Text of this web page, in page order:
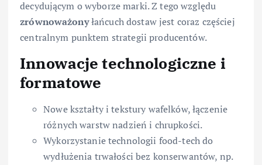
decydującym o wyborze marki. Z tego względu
zrównoważonyłańcuch dostaw jest coraz częściej
centralnym punktem strategii producentów.
Innowacje technologiczne i
formatowe
Nowe kształty i tekstury wafelków, łączenie
różnych warstw nadzień i chrupkości.
Wykorzystanie technologii food-tech do
wydłużenia trwałości bez konserwantów, np.